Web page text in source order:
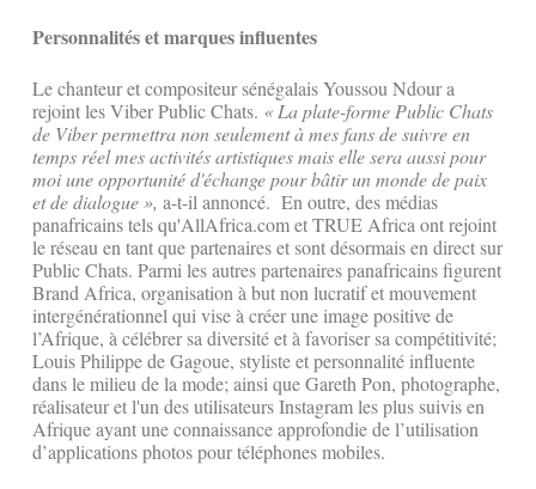
Personnalités et marques influentes
Le chanteur et compositeur sénégalais Youssou Ndour a
rejoint les Viber Public Chats. « La plate-forme Public Chats
de Viber permettra non seulement à mes fans de suivre en
temps réel mes activités artistiques mais elle sera aussi pour
moi une opportunité d'échange pour bâtir un monde de paix
et de dialogue », a-t-il annoncé. En outre, des médias
panafricains tels qu'AllAfrica.com et TRUE Africa ont rejoint
le réseau en tant que partenaires et sont désormais en direct sur
Public Chats. Parmi les autres partenaires panafricains figurent
Brand Africa, organisation à but non lucratif et mouvement
intergénérationnel qui vise à créer une image positive de
l’Afrique, à célébrer sa diversité et à favoriser sa compétitivité;
Louis Philippe de Gagoue, styliste et personnalité influente
dans le milieu de la mode; ainsi que Gareth Pon, photographe,
réalisateur et l'un des utilisateurs Instagram les plus suivis en
Afrique ayant une connaissance approfondie de l’utilisation
d’applications photos pour téléphones mobiles.